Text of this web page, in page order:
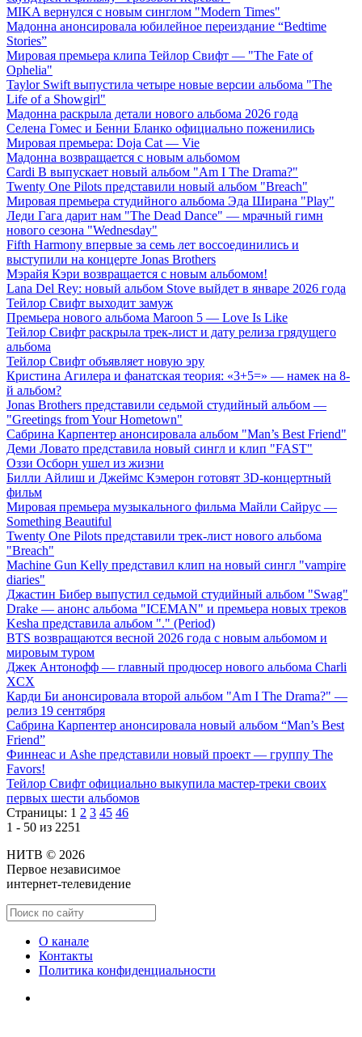
MIKA вернулся с новым синглом "Modern Times"
Мадонна анонсировала юбилейное переиздание “Bedtime
Stories”
Мировая премьера клипа Тейлор Свифт — "The Fate of
Ophelia"
Taylor Swift выпустила четыре новые версии альбома "The
Life of a Showgirl"
Мадонна раскрыла детали нового альбома 2026 года
Селена Гомес и Бенни Бланко официально поженились
Мировая премьера: Doja Cat — Vie
Мадонна возвращается с новым альбомом
Cardi B выпускает новый альбом "Am I The Drama?"
Twenty One Pilots представили новый альбом "Breach"
Мировая премьера студийного альбома Эда Ширана "Play"
Леди Гага дарит нам "The Dead Dance" — мрачный гимн
нового сезона "Wednesday"
Fifth Harmony впервые за семь лет воссоединились и
выступили на концерте Jonas Brothers
Мэрайя Кэри возвращается с новым альбомом!
Lana Del Rey: новый альбом Stove выйдет в январе 2026 года
Тейлор Свифт выходит замуж
Премьера нового альбома Maroon 5 — Love Is Like
Тейлор Свифт раскрыла трек-лист и дату релиза грядущего
альбома
Тейлор Свифт объявляет новую эру
Кристина Агилера и фанатская теория: «3+5=» — намек на 8-
й альбом?
Jonas Brothers представили седьмой студийный альбом —
"Greetings from Your Hometown"
Сабрина Карпентер анонсировала альбом "Man’s Best Friend"
Деми Ловато представила новый сингл и клип "FAST"
Оззи Осборн ушел из жизни
Билли Айлиш и Джеймс Кэмерон готовят 3D-концертный
фильм
Мировая премьера музыкального фильма Майли Сайрус —
Something Beautiful
Twenty One Pilots представили трек-лист нового альбома
"Breach"
Machine Gun Kelly представил клип на новый сингл "vampire
diaries"
Джастин Бибер выпустил седьмой студийный альбом "Swag"
Drake — анонс альбома "ICEMAN" и премьера новых треков
Kesha представила альбом "." (Period)
BTS возвращаются весной 2026 года с новым альбомом и
мировым туром
Джек Антонофф — главный продюсер нового альбома Charli
XCX
Карди Би анонсировала второй альбом "Am I The Drama?" —
релиз 19 сентября
Сабрина Карпентер анонсировала новый альбом “Man’s Best
Friend”
Финнеас и Ashe представили новый проект — группу The
Favors!
Тейлор Свифт официально выкупила мастер-треки своих
первых шести альбомов
Страницы: 1 2 3 45 46
1 - 50 из 2251
НИТВ © 2026
Первое независимое
интернет-телевидение
О канале
Контакты
Политика конфиденциальности